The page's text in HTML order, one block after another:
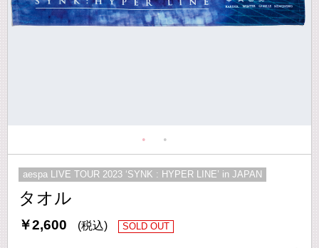
タオル
￥2,600 (税込) SOLD OUT
aespa LIVE TOUR 2023 ‘SYNK : HYPER LINE’ in JAPAN